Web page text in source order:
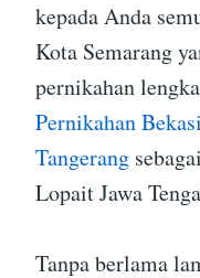
kepada Anda
Kota Semarang
pernikahan
Pernikahan Bekasi
Tangerang
Lopait Jawa
Tanpa berlama